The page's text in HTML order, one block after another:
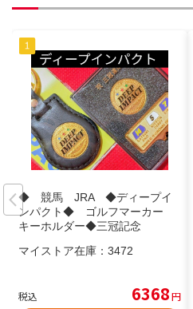
◆ 競馬 JRA ◆ディープイ
ンパクト◆ ゴルフマーカー
キーホルダー◆三冠記念
マイストア在庫： 3472
税込 6368円